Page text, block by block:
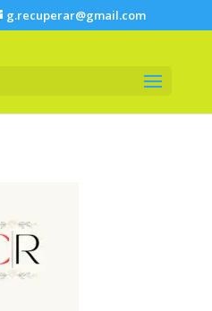
g.recuperar@gmail.com